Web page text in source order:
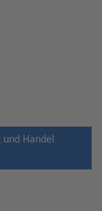
und Handel